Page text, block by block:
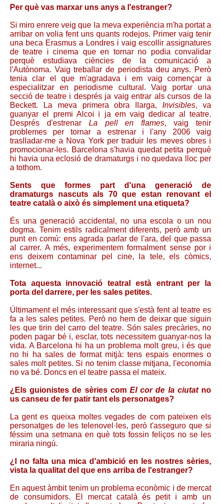
Per què vas marxar uns anys a l'estranger?
Si miro enrere veig que la meva experiència m'ha portat a
arribar on volia fent uns quants rodejos. Primer vaig tenir
una beca Erasmus a Londres i vaig escollir assignatures
de teatre i cinema que en tornar no podia convalidar
perquè estudiava ciències de la comunicació a
l'Autònoma. Vaig treballar de periodista deu anys. Però
tenia clar el que m'agradava i em vaig començar a
especialitzar en periodisme cultural. Vaig portar una
secció de teatre i després ja vaig entrar als cursos de la
Beckett. La meva primera obra llarga,Invisibles, va
guanyar el premi Alcoi i ja em vaig dedicar al teatre.
Després d'estrenar La pell en flames, vaig tenir
problemes per tornar a estrenar i l'any 2006 vaig
traslladar-me a Nova York per traduir les meves obres i
promocionar-les. Barcelona s'havia quedat petita perquè
hi havia una eclosió de dramaturgs i no quedava lloc per
a tothom.
Sents que formes part d'una generació de
dramaturgs nascuts als 70 que estan renovant el
teatre català o això és simplement una etiqueta?
És una generació accidental, no una escola o un nou
dogma. Tenim estils radicalment diferents, però amb un
punt en comú: ens agrada parlar de l'ara, del que passa
al carrer. A més, experimentem formalment sense por i
ens deixem contaminar pel cine, la tele, els còmics,
internet...
Tota aquesta innovació teatral està entrant per la
porta del darrere, per les sales petites.
Últimament el més interessant que s'està fent al teatre es
fa a les sales petites. Però no hem de deixar que siguin
les que tirin del carro del teatre. Són sales precàries, no
poden pagar bé i, esclar, tots necessitem guanyar-nos la
vida. A Barcelona hi ha un problema molt greu, i és que
no hi ha sales de format mitjà: tens espais enormes o
sales molt petites. Si no tenim classe mitjana, l'economia
no va bé. Doncs en el teatre passa el mateix.
¿Els guionistes de sèries com El cor de la ciutat no
us canseu de fer patir tant els personatges?
La gent es queixa moltes vegades de com pateixen els
personatges de les telenovel·les, però t'asseguro que si
féssim una setmana en què tots fossin feliços no se les
miraria ningú.
¿I no falta una mica d'ambició en les nostres sèries,
vista la qualitat del que ens arriba de l'estranger?
En aquest àmbit tenim un problema econòmic i de mercat
de consumidors. El mercat català és petit i amb un